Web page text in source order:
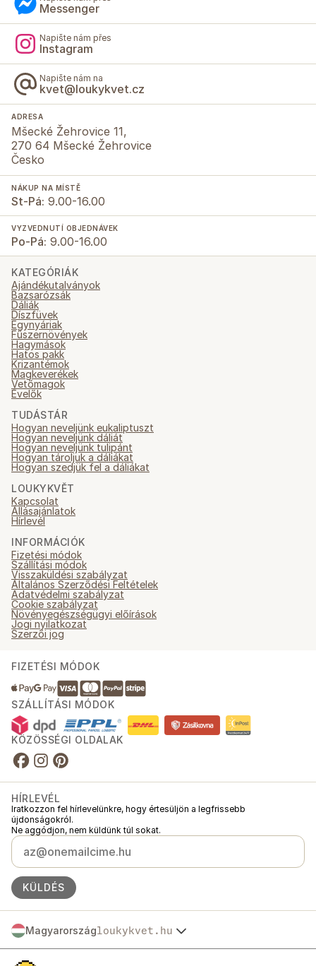
Messenger
Napište nám přes
Instagram
Napište nám na
kvet@loukykvet.cz
ADRESA
Mšecké Žehrovice 11,
270 64 Mšecké Žehrovice
Česko
NÁKUP NA MÍSTĚ
St-Pá: 9.00-16.00
VYZVEDNUTÍ OBJEDNÁVEK
Po-Pá: 9.00-16.00
KATEGÓRIÁK
Ajándékutalványok
Bazsarózsák
Dáliák
Díszfüvek
Egynyáriak
Fűszernövények
Hagymások
Hatos pakk
Krizantémok
Magkeverékek
Vetőmagok
Évelők
TUDÁSTÁR
Hogyan neveljünk eukaliptuszt
Hogyan neveljünk dáliát
Hogyan neveljünk tulipánt
Hogyan tároljuk a dáliákat
Hogyan szedjük fel a dáliákat
LOUKYKVĚT
Kapcsolat
Állásajánlatok
Hírlevél
INFORMÁCIÓK
Fizetési módok
Szállítási módok
Visszaküldési szabályzat
Általános Szerződési Feltételek
Adatvédelmi szabályzat
Cookie szabályzat
Növényegészségügyi előírások
Jogi nyilatkozat
Szerzői jog
FIZETÉSI MÓDOK
SZÁLLÍTÁSI MÓDOK
KÖZÖSSÉGI OLDALAK
HÍRLEVÉL
Iratkozzon fel hírlevelünkre, hogy értesüljön a legfrissebb
újdonságokról.
Ne aggódjon, nem küldünk túl sokat.
KÜLDÉS
Magyarországloukykvet.hu
Česko
Slovensko